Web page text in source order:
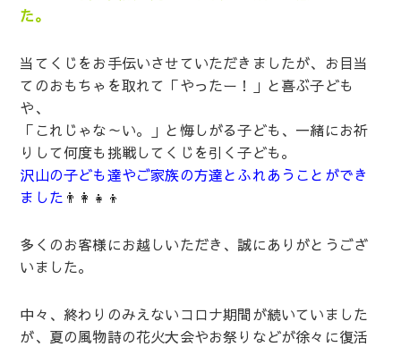
た。
当てくじをお手伝いさせていただきましたが、お目当
てのおもちゃを取れて「やったー！」と喜ぶ子ども
や、
「これじゃな～い。」と悔しがる子ども、一緒にお祈
りして何度も挑戦してくじを引く子ども。
沢山の子ども達やご家族の方達とふれあうことができ
ました 👨‍👩‍👧‍👦
多くのお客様にお越しいただき、誠にありがとうござ
いました。
中々、終わりのみえないコロナ期間が続いていました
が、夏の風物詩の花火大会やお祭りなどが徐々に復活